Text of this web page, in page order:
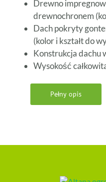
Drewno
drewnochronem
Dach pokryty
(kolor i kształt do
Konstrukcja dachu
Wysokość
Pełny opis